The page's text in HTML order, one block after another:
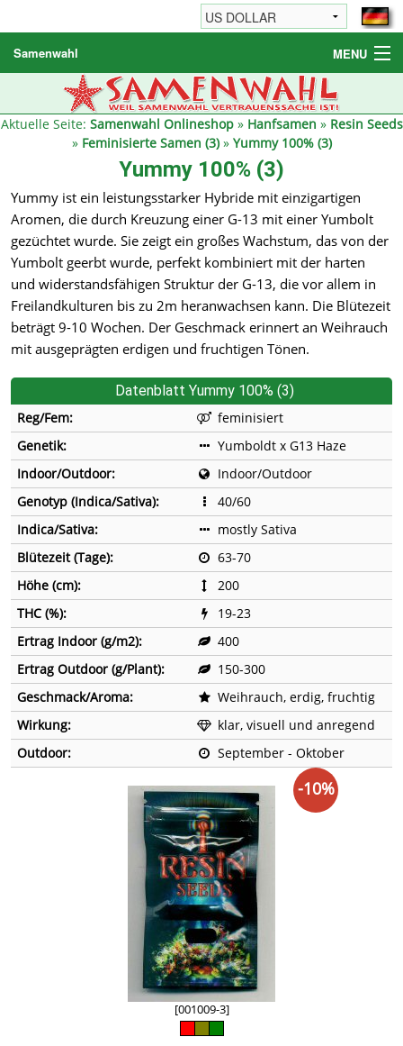
Samenwahl MENU
Hanfsamen
Weitere Produkte
Reseller
Aktuelle Seite: Samenwahl Onlineshop» Hanfsamen » Resin Seeds
» Feminisierte Samen (3)» Yummy 100% (3)
Yummy 100% (3)
Yummy ist ein leistungsstarker Hybride mit einzigartigen
Aromen, die durch Kreuzung einer G-13 mit einer Yumbolt
gezüchtet wurde. Sie zeigt ein großes Wachstum, das von der
Yumbolt geerbt wurde, perfekt kombiniert mit der harten
und widerstandsfähigen Struktur der G-13, die vor allem in
Freilandkulturen bis zu 2m heranwachsen kann. Die Blütezeit
beträgt 9-10 Wochen. Der Geschmack erinnert an Weihrauch
mit ausgeprägten erdigen und fruchtigen Tönen.
Datenblatt Yummy 100% (3)
Reg/Fem:
feminisiert
Genetik:
Yumboldt x G13 Haze
Indoor/Outdoor:
Indoor/Outdoor
Genotyp (Indica/Sativa):
40/60
Indica/Sativa:
mostly Sativa
Blütezeit (Tage):
63-70
Höhe (cm):
200
THC (%):
19-23
Ertrag Indoor (g/m2):
400
Ertrag Outdoor (g/Plant):
150-300
Geschmack/Aroma:
Weihrauch, erdig, fruchtig
Wirkung:
klar, visuell und anregend
Outdoor:
September - Oktober
[001009-3]
-10%